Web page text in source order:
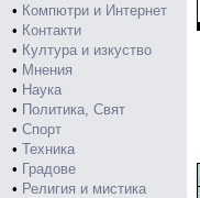
• Компютри и Интернет
• Контакти
• Култура и изкуство
• Мнения
• Наука
• Политика, Свят
• Спорт
• Техника
• Градове
• Религия и мистика